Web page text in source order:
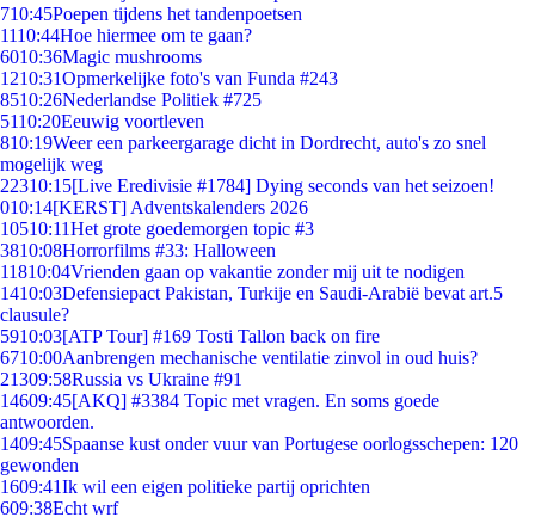
710:45Poepen tijdens het tandenpoetsen
1110:44Hoe hiermee om te gaan?
6010:36Magic mushrooms
1210:31Opmerkelijke foto's van Funda #243
8510:26Nederlandse Politiek #725
5110:20Eeuwig voortleven
810:19Weer een parkeergarage dicht in Dordrecht, auto's zo snel
mogelijk weg
22310:15[Live Eredivisie #1784] Dying seconds van het seizoen!
010:14[KERST] Adventskalenders 2026
10510:11Het grote goedemorgen topic #3
3810:08Horrorfilms #33: Halloween
11810:04Vrienden gaan op vakantie zonder mij uit te nodigen
1410:03Defensiepact Pakistan, Turkije en Saudi-Arabië bevat art.5
clausule?
5910:03[ATP Tour] #169 Tosti Tallon back on fire
6710:00Aanbrengen mechanische ventilatie zinvol in oud huis?
21309:58Russia vs Ukraine #91
14609:45[AKQ] #3384 Topic met vragen. En soms goede
antwoorden.
1409:45Spaanse kust onder vuur van Portugese oorlogsschepen: 120
gewonden
1609:41Ik wil een eigen politieke partij oprichten
609:38Echt wrf